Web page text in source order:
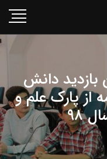
دانش
از پارک علم و
۹۸